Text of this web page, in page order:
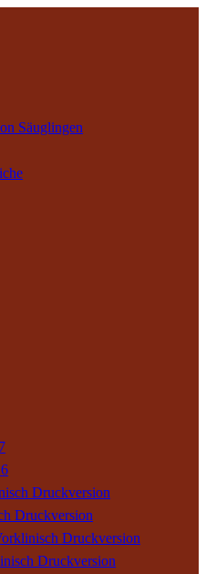
Säuglingen
Druckversion
Druckversion
Druckversion
Druckversion